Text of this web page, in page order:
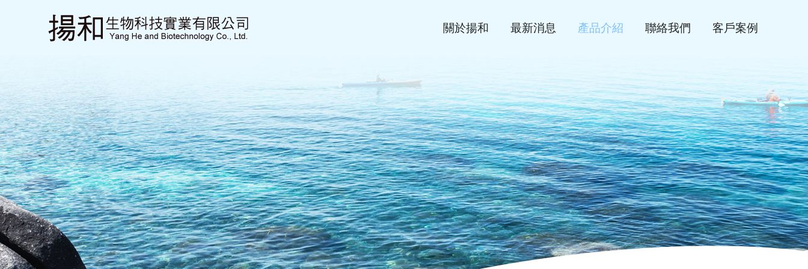
關於揚和 最新消息 產品介紹 聯絡我們 客戶案例